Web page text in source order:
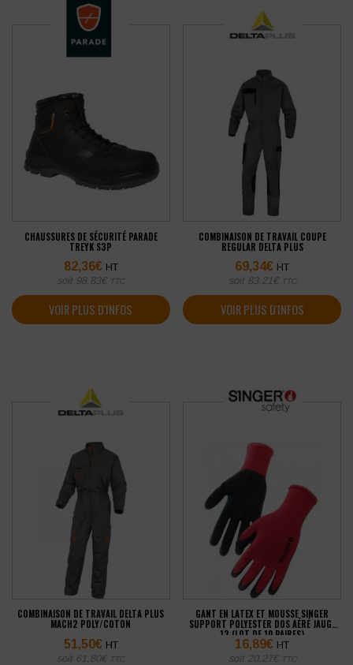
CHAUSSURES DE SÉCURITÉ PARADE
TREYK S3P
82,36€ HT
soit 98,83€ TTC
VOIR PLUS D'INFOS
COMBINAISON DE TRAVAIL COUPE
REGULAR DELTA PLUS
69,34€ HT
soit 83,21 € TTC
VOIR PLUS D'INFOS
COMBINAISON DE TRAVAIL DELTA PLUS
MACH2 POLY/COTON
51,50€ HT
soit 61,80€ TTC
GANT EN LATEX ET MOUSSE SINGER
SUPPORT POLYESTER DOS AÉRÉ JAUGE
13 (LOT DE 10 PAIRES)
16,89€ HT
soit 20,27€ TTC